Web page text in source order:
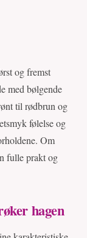
og fremst
med bølgende
til rødbrun og
følelse og
Om
fulle prakt og
hagen